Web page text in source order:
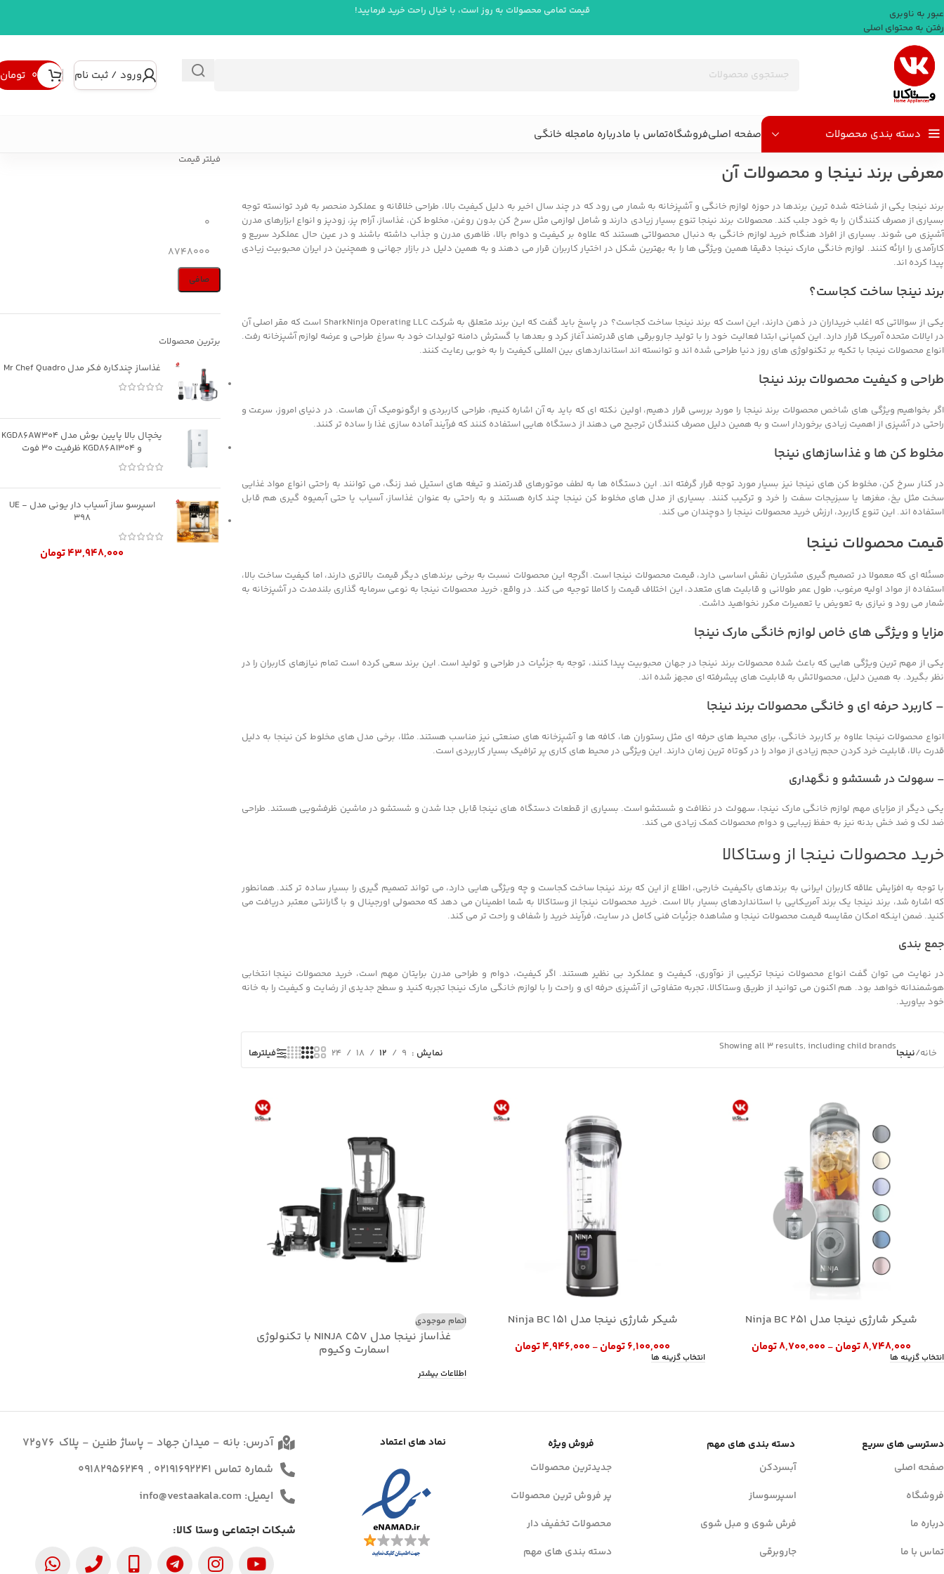
عبور به ناوبری
رفتن به محتوای اصلی
قیمت تمامی محصولات به روز است، با خیال راحت خرید فرمایید!
ورود / ثبت نام ۰ تومان
دسته بندی محصولات صفحه اصلیفروشگاهتماس با مادرباره مامجله خانگی
معرفی برند نینجا و محصولات آن
برند نینجا یکی از شناخته شده ترین برندها در حوزه لوازم خانگی و آشپزخانه به شمار می رود که در چند سال اخیر به دلیل کیفیت بالا، طراحی خلاقانه و عملکرد منحصر به فرد توانسته توجه
بسیاری از مصرف کنندگان را به خود جلب کند. محصولات برند نینجا تنوع بسیار زیادی دارند و شامل لوازمی مثل سرخ کن بدون روغن، مخلوط کن، غذاساز، آرام پز، زودپز و انواع ابزارهای مدرن
آشپزی می شوند. بسیاری از افراد هنگام خرید لوازم خانگی به دنبال محصولاتی هستند که علاوه بر کیفیت و دوام بالا، ظاهری مدرن و جذاب داشته باشند و در عین حال عملکرد سریع و
کارآمدی را ارائه کنند. لوازم خانگی مارک نینجا دقیقا همین ویژگی ها را به بهترین شکل در اختیار کاربران قرار می دهند و به همین دلیل در بازار جهانی و همچنین در ایران محبوبیت زیادی
پیدا کرده اند.
برند نینجا ساخت کجاست؟
یکی از سوالاتی که اغلب خریداران در ذهن دارند، این است که برند نینجا ساخت کجاست؟ در پاسخ باید گفت که این برند متعلق به شرکت SharkNinja Operating LLC است که مقر اصلی آن
در ایالات متحده آمریکا قرار دارد. این کمپانی ابتدا فعالیت خود را با تولید جاروبرقی های قدرتمند آغاز کرد و بعدها با گسترش دامنه تولیدات خود به سراغ طراحی و عرضه لوازم آشپزخانه رفت.
انواع محصولات نینجا با تکیه بر تکنولوژی های روز دنیا طراحی شده اند و توانسته اند استانداردهای بین المللی کیفیت را به خوبی رعایت کنند.
طراحی و کیفیت محصولات برند نینجا
اگر بخواهیم ویژگی های شاخص محصولات برند نینجا را مورد بررسی قرار دهیم، اولین نکته ای که باید به آن اشاره کنیم، طراحی کاربردی و ارگونومیک آن هاست. در دنیای امروز، سرعت و
راحتی در آشپزی از اهمیت زیادی برخوردار است و به همین دلیل مصرف کنندگان ترجیح می دهند از دستگاه هایی استفاده کنند که فرآیند آماده سازی غذا را ساده تر کنند.
مخلوط کن ها و غذاسازهای نینجا
در کنار سرخ کن، مخلوط کن های نینجا نیز بسیار مورد توجه قرار گرفته اند. این دستگاه ها به لطف موتورهای قدرتمند و تیغه های استیل ضد زنگ، می توانند به راحتی انواع مواد غذایی
سخت مثل یخ، مغزها یا سبزیجات سفت را خرد و ترکیب کنند. بسیاری از مدل های مخلوط کن نینجا چند کاره هستند و به راحتی به عنوان غذاساز، آسیاب یا حتی آبمیوه گیری هم قابل
استفاده اند. این تنوع کاربرد، ارزش خرید محصولات نینجا را دوچندان می کند.
قیمت محصولات نینجا
مسئله ای که معمولا در تصمیم گیری مشتریان نقش اساسی دارد، قیمت محصولات نینجا است. اگرچه این محصولات نسبت به برخی برندهای دیگر قیمت بالاتری دارند، اما کیفیت ساخت بالا،
استفاده از مواد اولیه مرغوب، طول عمر طولانی و قابلیت های متعدد، این اختلاف قیمت را کاملا توجیه می کند. در واقع، خرید محصولات نینجا به نوعی سرمایه گذاری بلندمدت در آشپزخانه به
شمار می رود و نیازی به تعویض یا تعمیرات مکرر نخواهید داشت.
مزایا و ویژگی های خاص لوازم خانگی مارک نینجا
یکی از مهم ترین ویژگی هایی که باعث شده محصولات برند نینجا در جهان محبوبیت پیدا کنند، توجه به جزئیات در طراحی و تولید است. این برند سعی کرده است تمام نیازهای کاربران را در
نظر بگیرد. به همین دلیل، محصولاتش به قابلیت های پیشرفته ای مجهز شده اند.
– کاربرد حرفه ای و خانگی محصولات برند نینجا
انواع محصولات نینجا علاوه بر کاربرد خانگی، برای محیط های حرفه ای مثل رستوران ها، کافه ها و آشپزخانه های صنعتی نیز مناسب هستند. مثلا، برخی مدل های مخلوط کن نینجا به دلیل
قدرت بالا، قابلیت خرد کردن حجم زیادی از مواد را در کوتاه ترین زمان دارند. این ویژگی در محیط های کاری پر ترافیک بسیار کاربردی است.
– سهولت در شستشو و نگهداری
یکی دیگر از مزایای مهم لوازم خانگی مارک نینجا، سهولت در نظافت و شستشو است. بسیاری از قطعات دستگاه های نینجا قابل جدا شدن و شستشو در ماشین ظرفشویی هستند. طراحی
ضد لک و ضد خش بدنه نیز به حفظ زیبایی و دوام محصولات کمک زیادی می کند.
خرید محصولات نینجا از وستاکالا
با توجه به افزایش علاقه کاربران ایرانی به برندهای باکیفیت خارجی، اطلاع از این که برند نینجا ساخت کجاست و چه ویژگی هایی دارد، می تواند تصمیم گیری را بسیار ساده تر کند. همانطور
که اشاره شد، برند نینجا یک برند آمریکایی با استانداردهای بسیار بالا است. خرید محصولات نینجا از وستاکالا به شما اطمینان می دهد که محصولی اورجینال و با گارانتی معتبر دریافت می
کنید. ضمن اینکه امکان مقایسه قیمت محصولات نینجا و مشاهده جزئیات فنی کامل در سایت، فرآیند خرید را شفاف و راحت تر می کند.
جمع بندی
در نهایت می توان گفت انواع محصولات نینجا ترکیبی از نوآوری، کیفیت و عملکرد بی نظیر هستند. اگر کیفیت، دوام و طراحی مدرن برایتان مهم است، خرید محصولات نینجا انتخابی
هوشمندانه خواهد بود. هم اکنون می توانید از طریق وستاکالا، تجربه متفاوتی از آشپزی حرفه ای و راحت را با لوازم خانگی مارک نینجا تجربه کنید و سطح جدیدی از رضایت و کیفیت را به خانه
خود بیاورید.
خانه/نینجاShowing all 3 results, including child brands نمایش 9
12
18
24 فیلترها
شیکر شارژی نینجا مدل Ninja BC 251
۸,۷۴۸,۰۰۰تومان – ۸,۷۰۰,۰۰۰تومان
انتخاب گزینه ها
شیکر شارژی نینجا مدل Ninja BC 151
۶,۱۰۰,۰۰۰تومان – ۴,۹۴۶,۰۰۰تومان
انتخاب گزینه ها
اتمام موجودی
غذاساز نینجا مدل NINJA C5V با تکنولوژی
اسمارت وکیوم
اطلاعات بیشتر
فیلتر قیمت
صافی
برترین محصولات
غذاساز چندکاره فکر مدل Mr Chef Quadro
یخچال بالا پایین بوش مدل KGD86AW304
و KGD86AI304 ظرفیت 30 فوت
اسپرسو ساز آسیاب دار یونی مدل UE -
398
۴۳,۹۴۸,۰۰۰تومان
دسترسی های سریع دسته بندی های مهم
فروش ویژه
صفحه اصلی
فروشگاه
درباره ما
تماس با ما
آبسردکن
اسپرسوساز
فرش شوی و مبل شوی
جاروبرقی
جدیدترین محصولات
پر فروش ترین محصولات
محصولات تخفیف دار
دسته بندی های مهم
نماد های اعتماد
آدرس: بانه - میدان جهاد - پاساژ طنین - پلاک 76و72
شماره تماس 02191692241 , 09182956249
ایمیل: info@vestaakala.com
شبکات اجتماعی وستا کالا:
واتساپ
تلگرام